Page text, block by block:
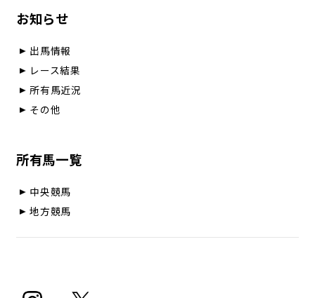
お知らせ
出馬情報
レース結果
所有馬近況
その他
所有馬一覧
中央競馬
地方競馬